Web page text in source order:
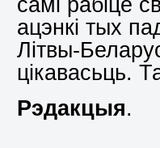
ацэнкі тых
Літвы-
цікавасьць.
Рэдакцыя.